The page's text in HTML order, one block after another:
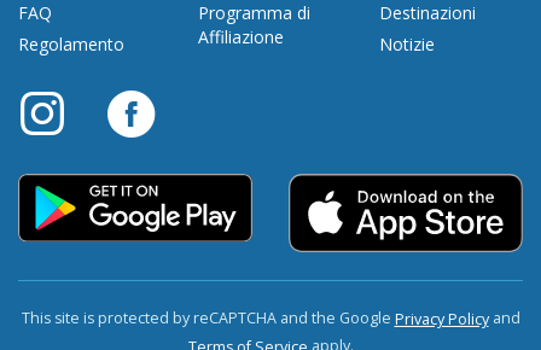
FAQ
Regolamento
Programma di
Affiliazione
Destinazioni
Notizie
This site is protected by reCAPTCHA and the Google Privacy Policyand
apply.